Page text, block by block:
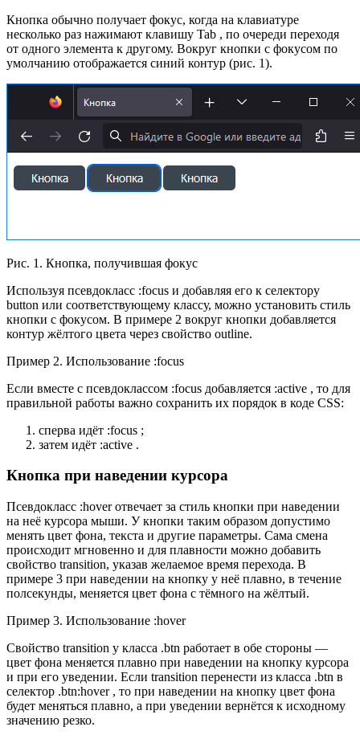
Кнопка обычно получает фокус, когда на клавиатуре
несколько раз нажимают клавишу Tab , по очереди переходя
от одного элемента к другому. Вокруг кнопки с фокусом по
умолчанию отображается синий контур (рис. 1).
Рис. 1. Кнопка, получившая фокус
Используя псевдокласс :focus и добавляя его к селектору
button или соответствующему классу, можно установить стиль
кнопки с фокусом. В примере 2 вокруг кнопки добавляется
контур жёлтого цвета через свойство outline.
Пример 2. Использование :focus
Если вместе с псевдоклассом :focus добавляется :active , то для
правильной работы важно сохранить их порядок в коде CSS:
сперва идёт :focus ;
затем идёт :active .
Кнопка при наведении курсора
Псевдокласс :hover отвечает за стиль кнопки при наведении
на неё курсора мыши. У кнопки таким образом допустимо
менять цвет фона, текста и другие параметры. Сама смена
происходит мгновенно и для плавности можно добавить
свойство transition, указав желаемое время перехода. В
примере 3 при наведении на кнопку у неё плавно, в течение
полсекунды, меняется цвет фона с тёмного на жёлтый.
Пример 3. Использование :hover
Свойство transition у класса .btn работает в обе стороны —
цвет фона меняется плавно при наведении на кнопку курсора
и при его уведении. Если transition перенести из класса .btn в
селектор .btn:hover , то при наведении на кнопку цвет фона
будет меняться плавно, а при уведении вернётся к исходному
значению резко.